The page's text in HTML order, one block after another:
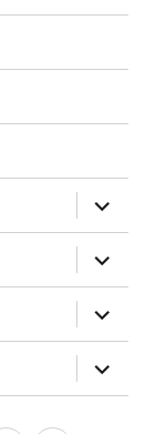
장
하
위
메
뉴
확
장
하
위
메
뉴
확
장
하
위
메
뉴
확
장
하
위
메